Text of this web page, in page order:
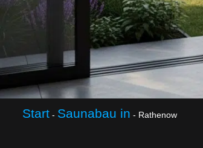
Start - Saunabau in - Rathenow